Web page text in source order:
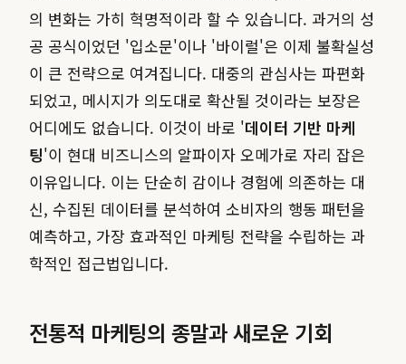
의 변화는 가히 혁명적이라 할 수 있습니다. 과거의 성
공 공식이었던 '입소문'이나 '바이럴'은 이제 불확실성
이 큰 전략으로 여겨집니다. 대중의 관심사는 파편화
되었고, 메시지가 의도대로 확산될 것이라는 보장은
어디에도 없습니다. 이것이 바로 '데이터 기반 마케
팅'이 현대 비즈니스의 알파이자 오메가로 자리 잡은
이유입니다. 이는 단순히 감이나 경험에 의존하는 대
신, 수집된 데이터를 분석하여 소비자의 행동 패턴을
예측하고, 가장 효과적인 마케팅 전략을 수립하는 과
학적인 접근법입니다.
전통적 마케팅의 종말과 새로운 기회